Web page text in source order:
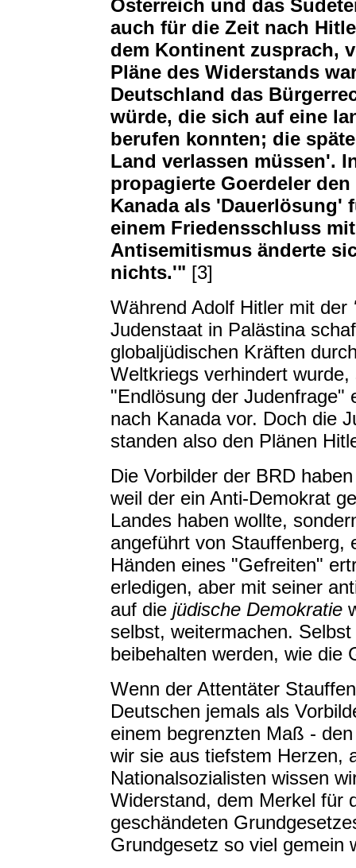
Österreich und das
auch für die Zeit nach
dem Kontinent zusprach,
Pläne des Widerstands
Deutschland das
würde, die sich auf eine
berufen konnten; die
Land verlassen müssen'.
propagierte Goerdeler
Kanada als 'Dauerlösung'
einem Friedensschluss
Antisemitismus änderte
nichts.'" [3]
Während Adolf Hitler mit der
Judenstaat in Palästina
globaljüdischen Kräften
Weltkriegs verhindert
"Endlösung der Judenfrage"
nach Kanada vor. Doch die
standen also den Plänen
Die Vorbilder der BRD
weil der ein Anti-Demokrat
Landes haben wollte,
angeführt von Stauffenberg,
Händen eines "Gefreiten"
erledigen, aber mit seiner
auf die jüdische Demokratie
selbst, weitermachen.
beibehalten werden, wie die
Wenn der Attentäter
Deutschen jemals als
einem begrenzten Maß -
wir sie aus tiefstem Herzen,
Nationalsozialisten wissen
Widerstand, dem Merkel für
geschändeten
Grundgesetz so viel gemein